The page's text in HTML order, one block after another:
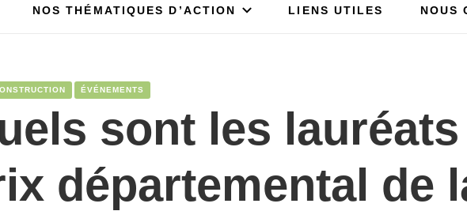
NOS THÉMATIQUES D’ACTION
LIENS UTILES NOUS
ÉVÉNEMENTS
sont les
départemental de